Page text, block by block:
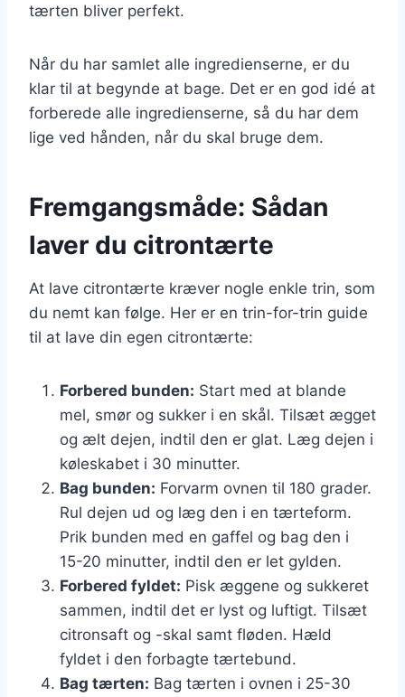
tærten bliver perfekt.
Når du har samlet alle ingredienserne, er du
klar til at begynde at bage. Det er en god idé at
forberede alle ingredienserne, så du har dem
lige ved hånden, når du skal bruge dem.
Fremgangsmåde: Sådan
laver du citrontærte
At lave citrontærte kræver nogle enkle trin, som
du nemt kan følge. Her er en trin-for-trin guide
til at lave din egen citrontærte:
Forbered bunden: Start med at blande
mel, smør og sukker i en skål. Tilsæt ægget
og ælt dejen, indtil den er glat. Læg dejen i
køleskabet i 30 minutter.
Bag bunden: Forvarm ovnen til 180 grader.
Rul dejen ud og læg den i en tærteform.
Prik bunden med en gaffel og bag den i
15-20 minutter, indtil den er let gylden.
Forbered fyldet: Pisk æggene og sukkeret
sammen, indtil det er lyst og luftigt. Tilsæt
citronsaft og -skal samt fløden. Hæld
fyldet i den forbagte tærtebund.
Bag tærten: Bag tærten i ovnen i 25-30